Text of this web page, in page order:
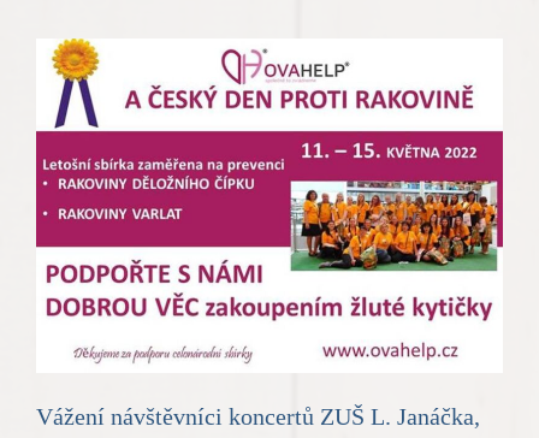
Vážení návštěvníci koncertů ZUŠ L. Janáčka,